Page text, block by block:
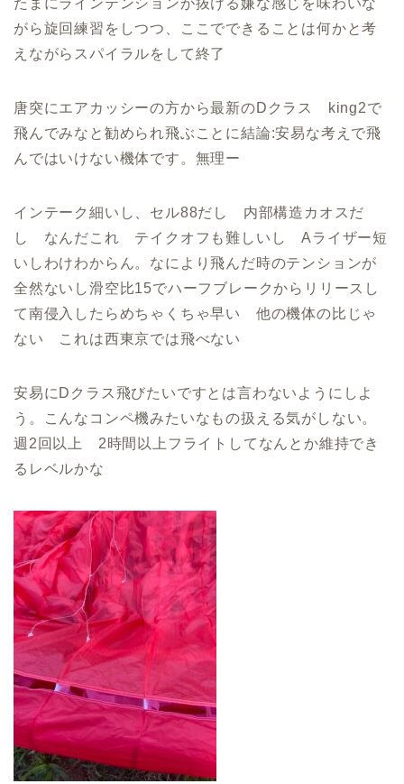
がら旋回練習をしつつ、ここでできることは何かと考
えながらスパイラルをして終了
唐突にエアカッシーの方から最新のDクラス king2で
飛んでみなと勧められ飛ぶことに結論:安易な考えで飛
んではいけない機体です。無理ー
インテーク細いし、セル88だし 内部構造カオスだ
し なんだこれ テイクオフも難しいし Aライザー短
いしわけわからん。なにより飛んだ時のテンションが
全然ないし滑空比15でハーフブレークからリリースし
て南侵入したらめちゃくちゃ早い 他の機体の比じゃ
ない これは西東京では飛べない
安易にDクラス飛びたいですとは言わないようにしよ
う。こんなコンペ機みたいなもの扱える気がしない。
週2回以上 2時間以上フライトしてなんとか維持でき
るレベルかな